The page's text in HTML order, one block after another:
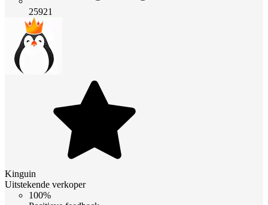
25921
Kinguin
Uitstekende verkoper
100%